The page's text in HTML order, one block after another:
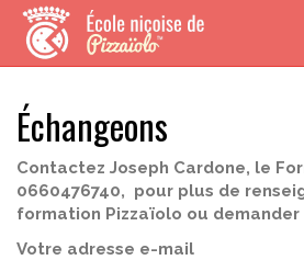
Échangeons
Contactez Joseph Cardone, le
0660476740, pour plus de
formation Pizzaïolo ou demander
Votre adresse e-mail